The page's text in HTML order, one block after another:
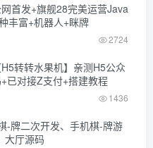
网首发+旗舰28完美运营Java
丰富+机器人+眯牌
2724
H5转转水果机】亲测H5公众
已对接Z支付+搭建教程
1436
-牌二次开发、手机棋-牌游
大厅源码